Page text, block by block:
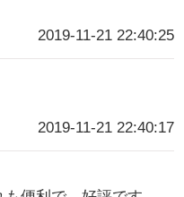
2019-11-21 22:40:25
2019-11-21 22:40:17